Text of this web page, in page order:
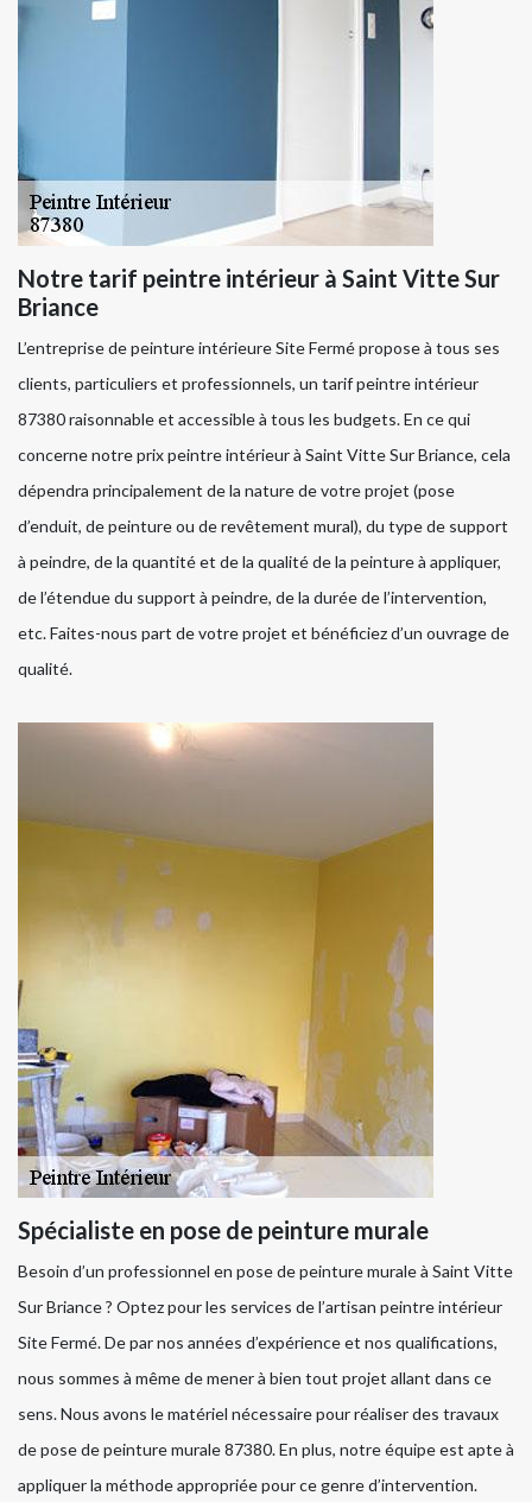
Notre tarif peintre intérieur à Saint Vitte Sur
Briance
L’entreprise de peinture intérieure Site Fermé propose à tous ses
clients, particuliers et professionnels, un tarif peintre intérieur
87380 raisonnable et accessible à tous les budgets. En ce qui
concerne notre prix peintre intérieur à Saint Vitte Sur Briance, cela
dépendra principalement de la nature de votre projet (pose
d’enduit, de peinture ou de revêtement mural), du type de support
à peindre, de la quantité et de la qualité de la peinture à appliquer,
de l’étendue du support à peindre, de la durée de l’intervention,
etc. Faites-nous part de votre projet et bénéficiez d’un ouvrage de
qualité.
Spécialiste en pose de peinture murale
Besoin d’un professionnel en pose de peinture murale à Saint Vitte
Sur Briance ? Optez pour les services de l’artisan peintre intérieur
Site Fermé. De par nos années d’expérience et nos qualifications,
nous sommes à même de mener à bien tout projet allant dans ce
sens. Nous avons le matériel nécessaire pour réaliser des travaux
de pose de peinture murale 87380. En plus, notre équipe est apte à
appliquer la méthode appropriée pour ce genre d’intervention.